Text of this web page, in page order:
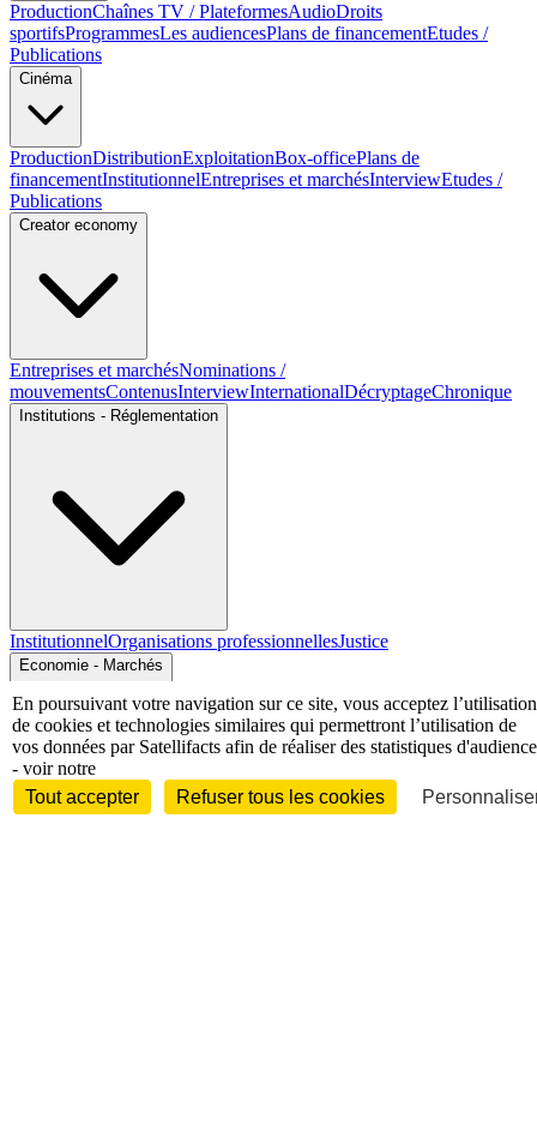
ProductionChaînes TV / PlateformesAudioDroits
sportifsProgrammesLes audiencesPlans de financementEtudes /
Publications
Cinéma
ProductionDistributionExploitationBox-officePlans de
financementInstitutionnelEntreprises et marchésInterviewEtudes /
Publications
Creator economy
Entreprises et marchésNominations /
mouvementsContenusInterviewInternationalDécryptageChronique
Institutions - Réglementation
InstitutionnelOrganisations professionnellesJustice
Economie - Marchés
En poursuivant votre navigation sur ce site, vous acceptez l’utilisation
de cookies et technologies similaires qui permettront l’utilisation de
vos données par Satellifacts afin de réaliser des statistiques d'audience
- voir notre
Tout accepter
Refuser tous les cookies